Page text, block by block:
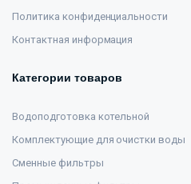
Политика конфиденциальности
Контактная информация
Категории товаров
Водоподготовка котельной
Комплектующие для очистки воды
Сменные фильтры